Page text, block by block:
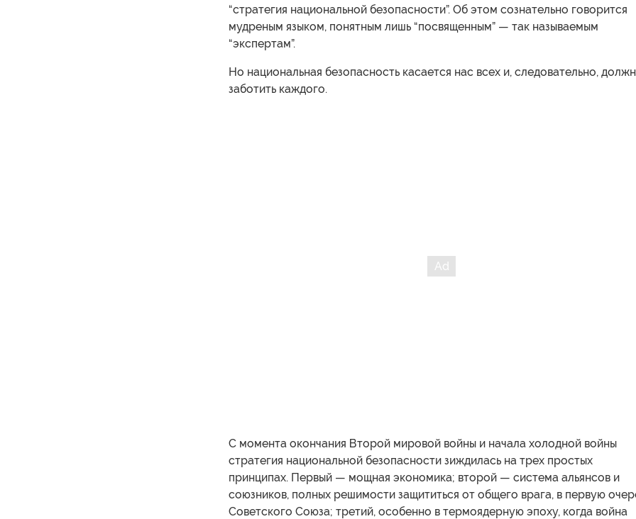
“стратегия национальной безопасности”. Об этом сознательно говорится
мудреным языком, понятным лишь “посвященным” — так называемым
“экспертам”.
Но национальная безопасность касается нас всех и, следовательно,
заботить каждого.
С момента окончания Второй мировой войны и начала холодной войны
стратегия национальной безопасности зиждилась на трех простых
принципах. Первый — мощная экономика; второй — система альянсов и
союзников, полных решимости защититься от общего врага, в первую
Советского Союза; третий, особенно в термоядерную эпоху, когда война